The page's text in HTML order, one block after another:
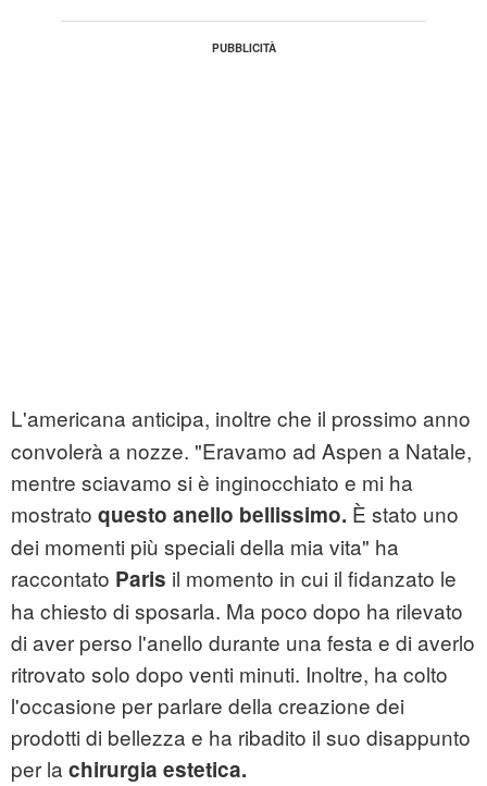
L'americana anticipa, inoltre che il prossimo anno
convolerà a nozze. "Eravamo ad Aspen a Natale,
mentre sciavamo si è inginocchiato e mi ha
mostrato questo anello bellissimo. È stato uno
dei momenti più speciali della mia vita" ha
raccontato Paris il momento in cui il fidanzato le
ha chiesto di sposarla. Ma poco dopo ha rilevato
di aver perso l'anello durante una festa e di averlo
ritrovato solo dopo venti minuti. Inoltre, ha colto
l'occasione per parlare della creazione dei
prodotti di bellezza e ha ribadito il suo disappunto
per la chirurgia estetica.